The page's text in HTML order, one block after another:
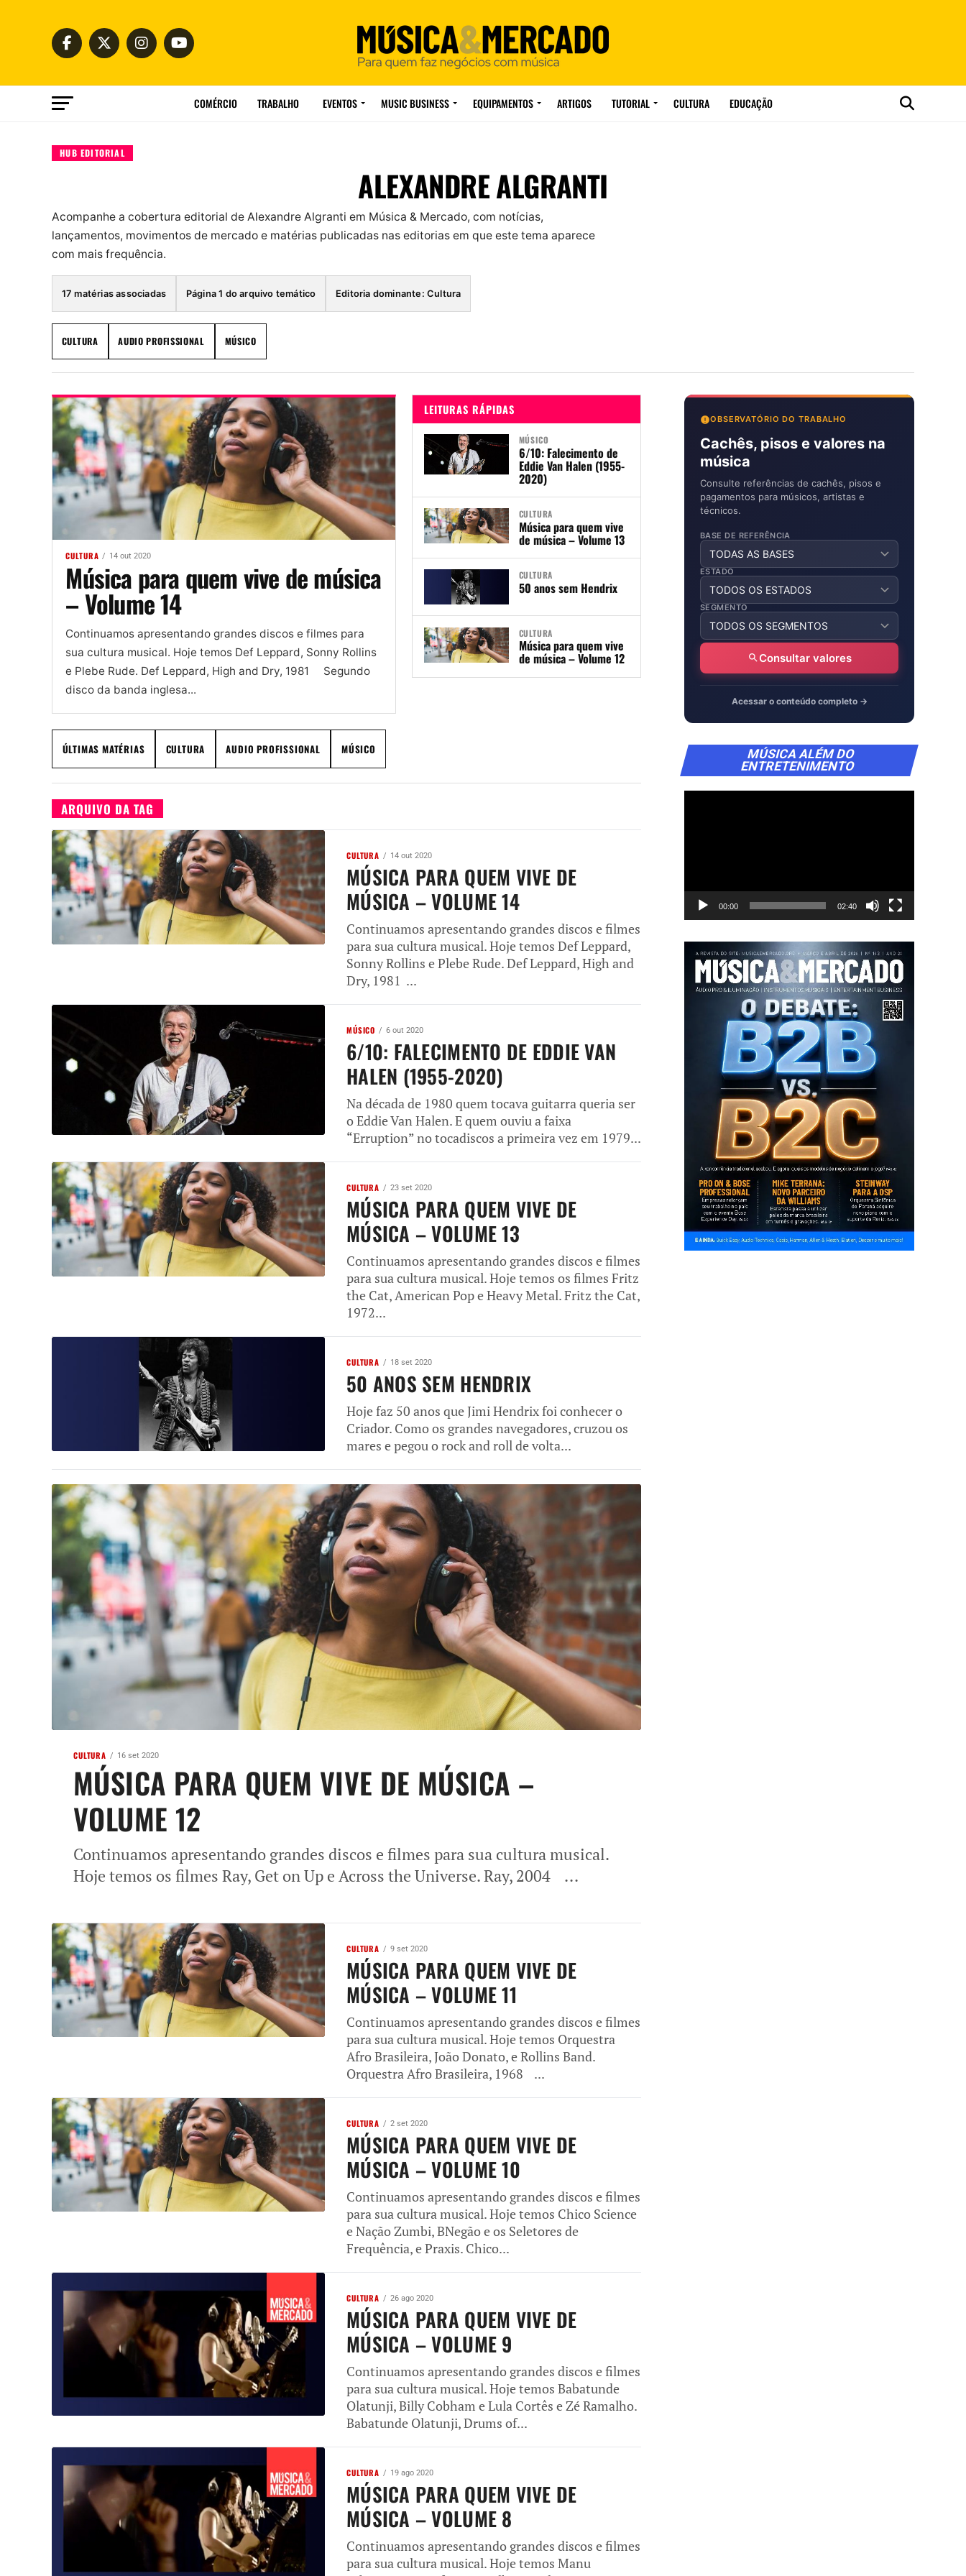
COMÉRCIO TRABALHO EVENTOS MUSIC BUSINESS EQUIPAMENTOS ARTIGOS TUTORIAL CULTURA EDUCAÇÃO
HUB EDITORIAL
ALEXANDRE ALGRANTI
Acompanhe a cobertura editorial de Alexandre Algranti em Música & Mercado, com notícias,
lançamentos, movimentos de mercado e matérias publicadas nas editorias em que este tema aparece
com mais frequência.
17 matérias associadas Página 1 do arquivo temático Editoria dominante: Cultura
CULTURA AUDIO PROFISSIONAL MÚSICO
CULTURA 14 out 2020
Música para quem vive de música
– Volume 14
Continuamos apresentando grandes discos e filmes para
sua cultura musical. Hoje temos Def Leppard, Sonny Rollins
e Plebe Rude. Def Leppard, High and Dry, 1981 Segundo
disco da banda inglesa...
LEITURAS RÁPIDAS
MÚSICO
6/10: Falecimento de
Eddie Van Halen (1955-
2020)
CULTURA
Música para quem vive
de música – Volume 13
CULTURA
50 anos sem Hendrix
CULTURA
Música para quem vive
de música – Volume 12
ÚLTIMAS MATÉRIAS CULTURA AUDIO PROFISSIONAL MÚSICO
ARQUIVO DA TAG
CULTURA 14 out 2020
MÚSICA PARA QUEM VIVE DE
MÚSICA – VOLUME 14
Continuamos apresentando grandes discos e filmes
para sua cultura musical. Hoje temos Def Leppard,
Sonny Rollins e Plebe Rude. Def Leppard, High and
Dry, 1981 ...
MÚSICO 6 out 2020
6/10: FALECIMENTO DE EDDIE VAN
HALEN (1955-2020)
Na década de 1980 quem tocava guitarra queria ser
o Eddie Van Halen. E quem ouviu a faixa
“Erruption” no tocadiscos a primeira vez em 1979...
CULTURA 23 set 2020
MÚSICA PARA QUEM VIVE DE
MÚSICA – VOLUME 13
Continuamos apresentando grandes discos e filmes
para sua cultura musical. Hoje temos os filmes Fritz
the Cat, American Pop e Heavy Metal. Fritz the Cat,
1972...
CULTURA 18 set 2020
50 ANOS SEM HENDRIX
Hoje faz 50 anos que Jimi Hendrix foi conhecer o
Criador. Como os grandes navegadores, cruzou os
mares e pegou o rock and roll de volta...
CULTURA 16 set 2020
MÚSICA PARA QUEM VIVE DE MÚSICA –
VOLUME 12
Continuamos apresentando grandes discos e filmes para sua cultura musical.
Hoje temos os filmes Ray, Get on Up e Across the Universe. Ray, 2004 ...
CULTURA 9 set 2020
MÚSICA PARA QUEM VIVE DE
MÚSICA – VOLUME 11
Continuamos apresentando grandes discos e filmes
para sua cultura musical. Hoje temos Orquestra
Afro Brasileira, João Donato, e Rollins Band.
Orquestra Afro Brasileira, 1968 ...
CULTURA 2 set 2020
MÚSICA PARA QUEM VIVE DE
MÚSICA – VOLUME 10
Continuamos apresentando grandes discos e filmes
para sua cultura musical. Hoje temos Chico Science
e Nação Zumbi, BNegão e os Seletores de
Frequência, e Praxis. Chico...
CULTURA 26 ago 2020
MÚSICA PARA QUEM VIVE DE
MÚSICA – VOLUME 9
Continuamos apresentando grandes discos e filmes
para sua cultura musical. Hoje temos Babatunde
Olatunji, Billy Cobham e Lula Cortês e Zé Ramalho.
Babatunde Olatunji, Drums of...
CULTURA 19 ago 2020
MÚSICA PARA QUEM VIVE DE
MÚSICA – VOLUME 8
Continuamos apresentando grandes discos e filmes
para sua cultura musical. Hoje temos Manu
OBSERVATÓRIO DO TRABALHO
Cachês, pisos e valores na
música
Consulte referências de cachês, pisos e
pagamentos para músicos, artistas e
técnicos.
BASE DE REFERÊNCIA
ESTADO
SEGMENTO
Consultar valores
Acessar o conteúdo completo →
MÚSICA ALÉM DO
ENTRETENIMENTO
Tocador
de
00:00 02:40